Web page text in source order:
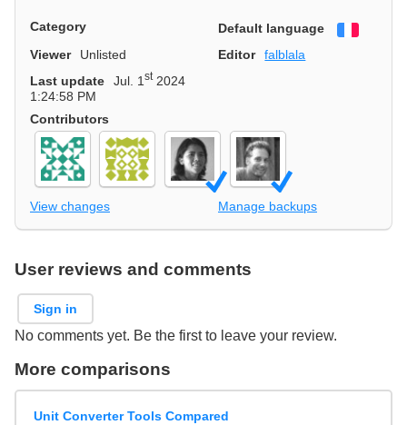
Category Default language
Viewer
Unlisted Editor
falblala
Last update
Jul. 1st2024
1:24:58 PM
Contributors
View changes Manage backups
User reviews and comments
Sign in
No comments yet. Be the first to leave your review.
More comparisons
Unit Converter Tools Compared